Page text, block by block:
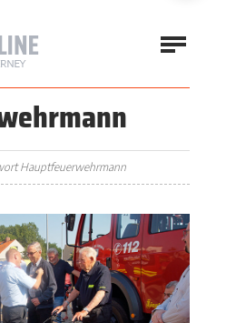
Hauptfeuerwehrmann